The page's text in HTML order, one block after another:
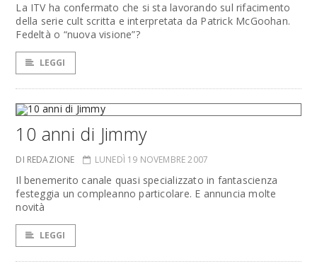
La ITV ha confermato che si sta lavorando sul rifacimento
della serie cult scritta e interpretata da Patrick McGoohan.
Fedeltà o “nuova visione”?
LEGGI
10 anni di Jimmy
DI REDAZIONE LUNEDÌ 19 NOVEMBRE 2007
Il benemerito canale quasi specializzato in fantascienza
festeggia un compleanno particolare. E annuncia molte
novità
LEGGI